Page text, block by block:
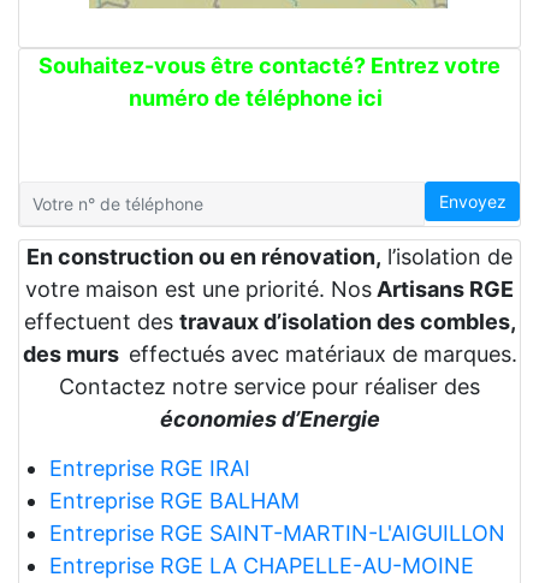
Souhaitez-vous être contacté? Entrez votre
numéro de téléphone ici
Envoyez
En construction ou en rénovation, l’isolation de
votre maison est une priorité. Nos Artisans RGE
effectuent des travaux d’isolation des combles,
des murs effectués avec matériaux de marques.
Contactez notre service pour réaliser des
économies d’Energie
Entreprise RGE IRAI
Entreprise RGE BALHAM
Entreprise RGE SAINT-MARTIN-L'AIGUILLON
Entreprise RGE LA CHAPELLE-AU-MOINE